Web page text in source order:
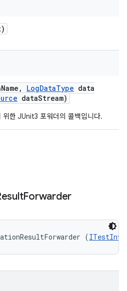
Name , LogDataType data
dataStream)
위한 JUnit3 포워더의 콜백입니다.
Forwarder
(